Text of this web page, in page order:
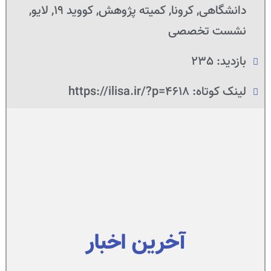
دانشگاهی,کرونا,کمیته پژوهش,کووید 19 ,لایو,
نشست تخصصی
بازدید: 235
لینک کوتاه: https://ilisa.ir/?p=4618
آخرین اخبار